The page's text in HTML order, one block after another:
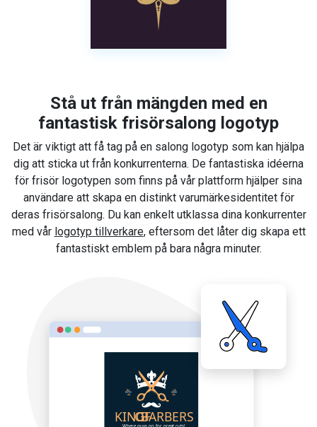
Stå ut från mängden med en
fantastisk frisörsalong logotyp
Det är viktigt att få tag på en salong logotyp som kan hjälpa
dig att sticka ut från konkurrenterna. De fantastiska idéerna
för frisör logotypen som finns på vår plattform hjälper sina
användare att skapa en distinkt varumärkesidentitet för
deras frisörsalong. Du kan enkelt utklassa dina konkurrenter
med vår logotyp tillverkare, eftersom det låter dig skapa ett
fantastiskt emblem på bara några minuter.